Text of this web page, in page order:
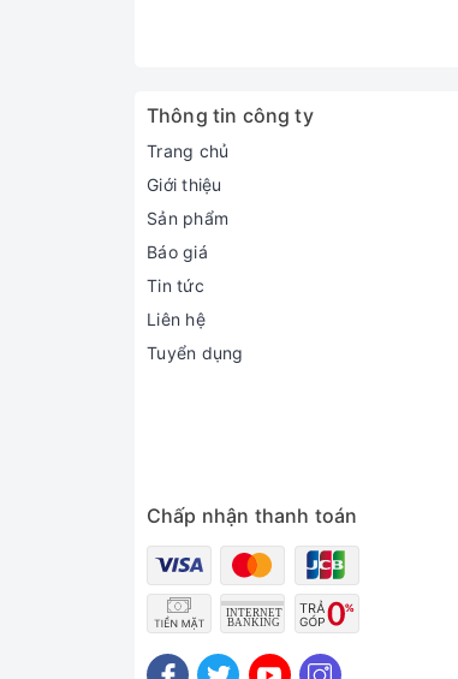
Thông tin công ty
Trang chủ
Giới thiệu
Sản phẩm
Báo giá
Tin tức
Liên hệ
Tuyển dụng
Chấp nhận thanh toán